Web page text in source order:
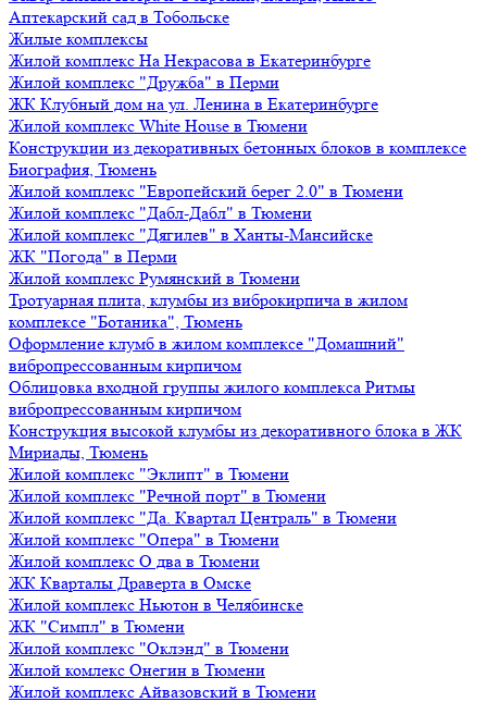
Аптекарский сад в Тобольске
Жилые комплексы
Жилой комплекс На Некрасова в Екатеринбурге
Жилой комплекс "Дружба" в Перми
ЖК Клубный дом на ул. Ленина в Екатеринбурге
Жилой комплекс White House в Тюмени
Конструкции из декоративных бетонных блоков в комплексе
Биография, Тюмень
Жилой комплекс "Европейский берег 2.0" в Тюмени
Жилой комплекс "Дабл-Дабл" в Тюмени
Жилой комплекс "Дягилев" в Ханты-Мансийске
ЖК "Погода" в Перми
Жилой комплекс Румянский в Тюмени
Тротуарная плита, клумбы из виброкирпича в жилом
комплексе "Ботаника", Тюмень
Оформление клумб в жилом комплексе "Домашний"
вибропрессованным кирпичом
Облицовка входной группы жилого комплекса Ритмы
вибропрессованным кирпичом
Конструкция высокой клумбы из декоративного блока в ЖК
Мириады, Тюмень
Жилой комплекс "Эклипт" в Тюмени
Жилой комплекс "Речной порт" в Тюмени
Жилой комплекс "Да. Квартал Централь" в Тюмени
Жилой комплекс "Опера" в Тюмени
Жилой комплекс О два в Тюмени
ЖК Кварталы Драверта в Омске
Жилой комплекс Ньютон в Челябинске
ЖК "Симпл" в Тюмени
Жилой комплекс "Оклэнд" в Тюмени
Жилой комлекс Онегин в Тюмени
Жилой комплекс Айвазовский в Тюмени